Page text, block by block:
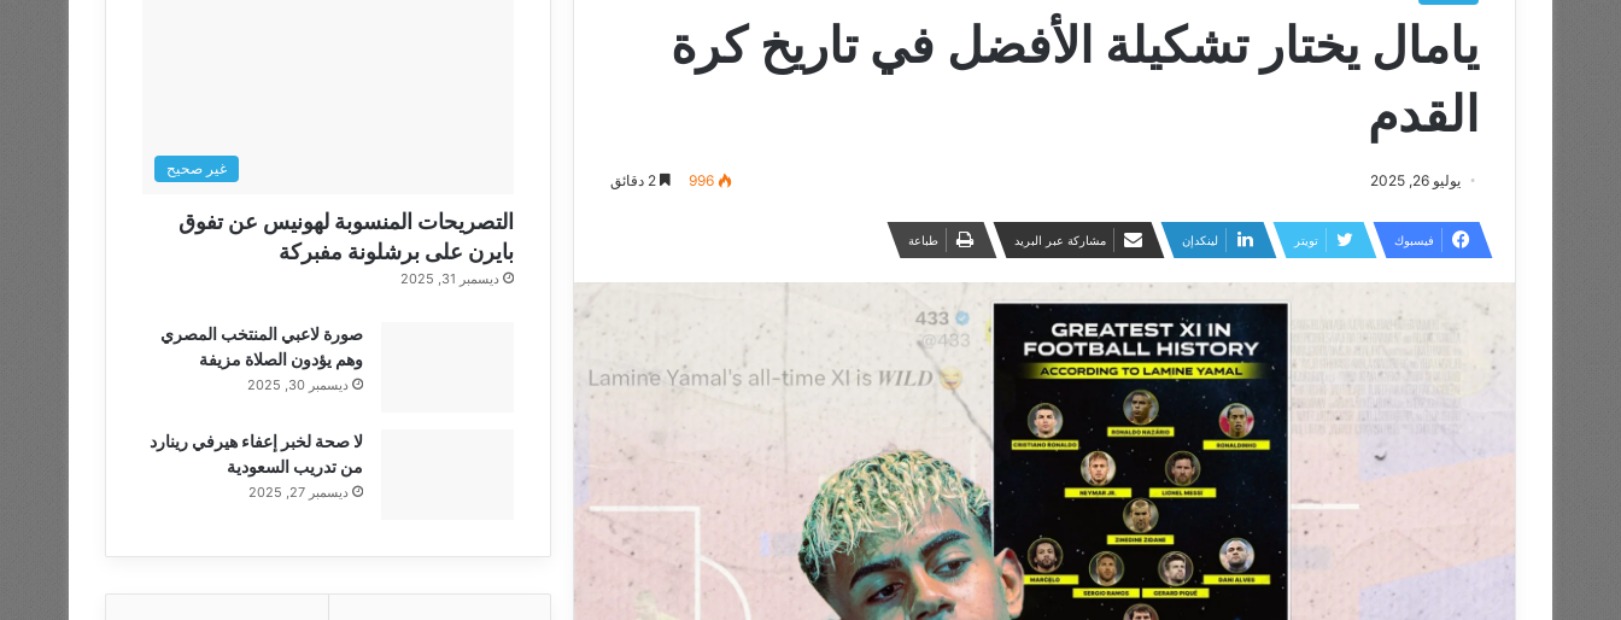
يامال يختار تشكيلة الأفضل في تاريخ كرة
القدم
يوليو 26, 2025 996
فيسبوك تويتر لينكدإن مشاركة عبر البريد طباعة
غير صحيح
التصريحات المنسوبة لهونيس عن تفوق
بايرن على برشلونة مفبركة
ديسمبر 31, 2025
صورة لاعبي المنتخب المصري
وهم يؤدون الصلاة مزيفة
ديسمبر 30, 2025
لا صحة لخبر إعفاء هيرفي رينارد
من تدريب السعودية
ديسمبر 27, 2025